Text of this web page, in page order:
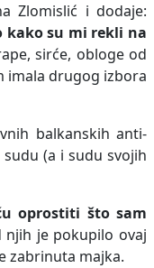
Zlomislić i dodaje:
kako su mi rekli na
sirće, obloge od
imala drugog izbora
balkanskih anti-
(a i sudu svojih
oprostiti što sam
njih je pokupilo ovaj
zabrinuta majka.